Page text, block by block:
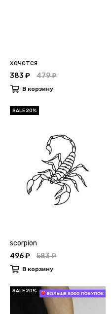
хочется
383 ₽
479 ₽
В корзину
SALE 20%
scorpion
496 ₽
583 ₽
В корзину
SALE 20%